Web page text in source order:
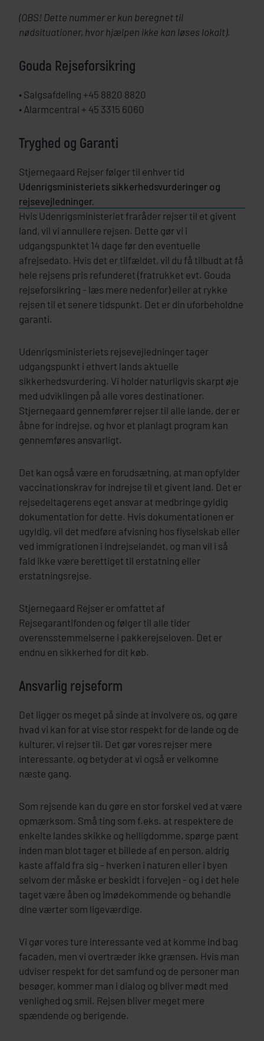
(OBS! Dette nummer er kun beregnet til
nødsituationer, hvor hjælpen ikke kan løses lokalt).
Gouda Rejseforsikring
• Salgsafdeling +45 8820 8820
• Alarmcentral + 45 3315 6060
Tryghed og Garanti
Stjernegaard Rejser følger til enhver tid
Udenrigsministeriets sikkerhedsvurderinger og
rejsevejledninger.
Hvis Udenrigsministeriet fraråder rejser til et givent
land, vil vi annullere rejsen. Dette gør vi i
udgangspunktet 14 dage før den eventuelle
afrejsedato. Hvis det er tilfældet, vil du få tilbudt at få
hele rejsens pris refunderet (fratrukket evt. Gouda
rejseforsikring - læs mere nedenfor) eller at rykke
rejsen til et senere tidspunkt. Det er din uforbeholdne
garanti.
Udenrigsministeriets rejsevejledninger tager
udgangspunkt i ethvert lands aktuelle
sikkerhedsvurdering. Vi holder naturligvis skarpt øje
med udviklingen på alle vores destinationer.
Stjernegaard gennemfører rejser til alle lande, der er
åbne for indrejse, og hvor et planlagt program kan
gennemføres ansvarligt.
Det kan også være en forudsætning, at man opfylder
vaccinationskrav for indrejse til et givent land. Det er
rejsedeltagerens eget ansvar at medbringe gyldig
dokumentation for dette. Hvis dokumentationen er
ugyldig, vil det medføre afvisning hos flyselskab eller
ved immigrationen i indrejselandet, og man vil i så
fald ikke være berettiget til erstatning eller
erstatningsrejse.
Stjernegaard Rejser er omfattet af
Rejsegarantifonden og følger til alle tider
overensstemmelserne i pakkerejseloven. Det er
endnu en sikkerhed for dit køb.
Ansvarlig rejseform
Det ligger os meget på sinde at involvere os, og gøre
hvad vi kan for at vise stor respekt for de lande og de
kulturer, vi rejser til. Det gør vores rejser mere
interessante, og betyder at vi også er velkomne
næste gang.
Som rejsende kan du gøre en stor forskel ved at være
opmærksom. Små ting som f.eks. at respektere de
enkelte landes skikke og helligdomme, spørge pænt
inden man blot tager et billede af en person, aldrig
kaste affald fra sig - hverken i naturen eller i byen
selvom der måske er beskidt i forvejen - og i det hele
taget være åben og imødekommende og behandle
dine værter som ligeværdige.
Vi gør vores ture interessante ved at komme ind bag
facaden, men vi overtræder ikke grænsen. Hvis man
udviser respekt for det samfund og de personer man
besøger, kommer man i dialog og bliver mødt med
venlighed og smil. Rejsen bliver meget mere
spændende og berigende.